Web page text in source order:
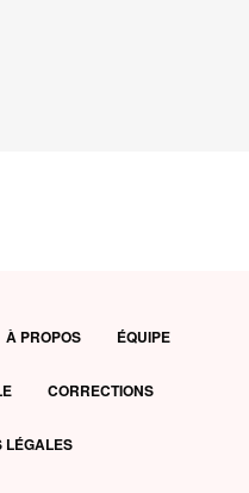
À PROPOS ÉQUIPE
CORRECTIONS
LÉGALES